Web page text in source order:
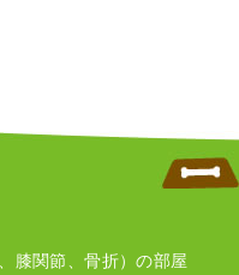
膝関節、骨折）の部屋